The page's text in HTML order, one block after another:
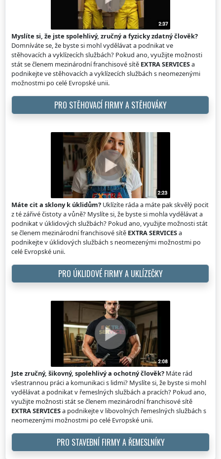
Myslíte si, že jste spolehlivý, zručný a fyzicky zdatný člověk?
Domníváte se, že byste si mohl vydělávat a podnikat ve
stěhovacích a vyklízecích službách? Pokud ano, využijte možnosti
stát se členem mezinárodní franchisové sítě EXTRA SERVICESa
podnikejte ve stěhovacích a vyklízecích službách s neomezenými
možnostmi po celé Evropské unii.
PRO STĚHOVACÍ FIRMY A STĚHOVÁKY
Máte cit a sklony k úklidům? Uklízíte ráda a máte pak skvělý pocit
z té zářivé čistoty a vůně? Myslíte si, že byste si mohla vydělávat a
podnikat v úklidových službách? Pokud ano, využijte možnosti stát
se členem mezinárodní franchisové sítě EXTRA SERVICESa
podnikejte v úklidových službách s neomezenými možnostmi po
celé Evropské unii.
PRO ÚKLIDOVÉ FIRMY A UKLÍZEČKY
Jste zručný, šikovný, spolehlivý a ochotný člověk? Máte rád
všestrannou práci a komunikaci s lidmi? Myslíte si, že byste si mohl
vydělávat a podnikat v řemeslných službách a pracích? Pokud ano,
využijte možnosti stát se členem mezinárodní franchisové sítě
EXTRA SERVICESa podnikejte v libovolných řemeslných službách s
neomezenými možnostmi po celé Evropské unii.
PRO STAVEBNÍ FIRMY A ŘEMESLNÍKY